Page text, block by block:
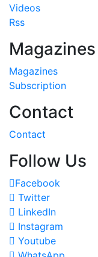
Videos
Rss
Magazines
Magazines
Subscription
Contact
Contact
Follow Us
Facebook
Twitter
LinkedIn
Instagram
Youtube